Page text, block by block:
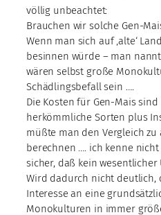
völlig unbeachtet:
Brauchen wir solche Gen-
Wenn man sich auf ‚alte‘
besinnen würde – man
wären selbst große
Schädlingsbefall sein ….
Die Kosten für Gen-Mais
herkömmliche Sorten plus
müßte man den Vergleich
berechnen …. ich kenne
sicher, daß kein
Wird dadurch nicht deutlich,
Interesse an eine
Monokulturen in immer